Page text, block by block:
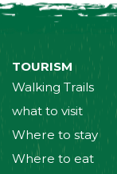
TOURISM
Walking Trails
what to visit
Where to stay
Where to eat